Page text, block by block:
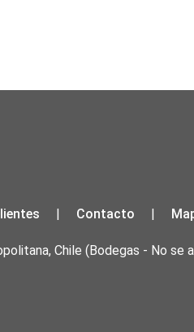
| Contacto |
Chile (Bodegas - No se